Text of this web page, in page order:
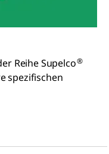
Reihe Supelco®
spezifischen